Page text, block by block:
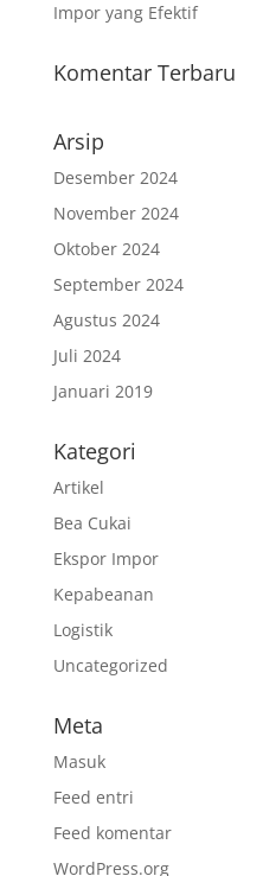
Impor yang Efektif
Komentar Terbaru
Arsip
Desember 2024
November 2024
Oktober 2024
September 2024
Agustus 2024
Juli 2024
Januari 2019
Kategori
Artikel
Bea Cukai
Ekspor Impor
Kepabeanan
Logistik
Uncategorized
Meta
Masuk
Feed entri
Feed komentar
WordPress.org